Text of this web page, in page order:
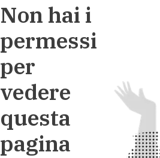
Non hai i
permessi
per
vedere
questa
pagina